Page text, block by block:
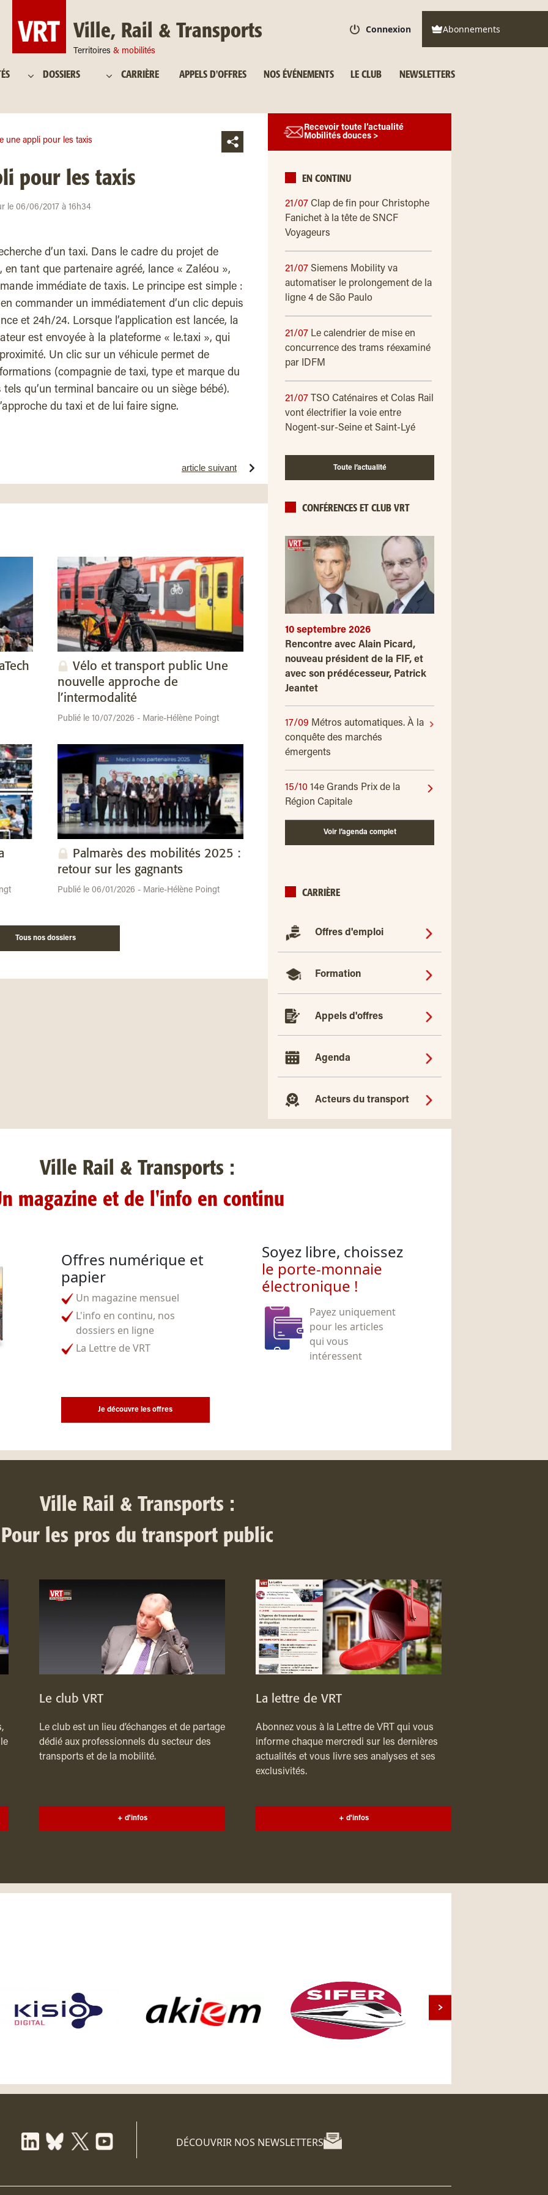
Ville, Rail & Transports
Territoires & mobilités
Connexion Abonnements
DOSSIERS CARRIÈRE APPELS D'OFFRES NOS ÉVÉNEMENTS LE CLUB NEWSLETTERS
une appli pour les taxis
pour les taxis
le 06/06/2017 à 16h34
d’un taxi. Dans le cadre du projet de
en tant que partenaire agréé, lance « Zaléou »,
immédiate de taxis. Le principe est simple :
commander un immédiatement d’un clic depuis
et 24h/24. Lorsque l’application est lancée, la
est envoyée à la plateforme « le.taxi », qui
Un clic sur un véhicule permet de
(compagnie de taxi, type et marque du
qu’un terminal bancaire ou un siège bébé).
du taxi et de lui faire signe.
article suivant
Vélo et transport public Une
nouvelle approche de
l’intermodalité
Publié le 10/07/2026 - Marie-Hélène Poingt
Palmarès des mobilités 2025 :
retour sur les gagnants
Publié le 06/01/2026 - Marie-Hélène Poingt
Tous nos dossiers
Recevoir toute l’actualité
Mobilités douces >
EN CONTINU
21/07 Clap de fin pour Christophe
Fanichet à la tête de SNCF
Voyageurs
21/07 Siemens Mobility va
automatiser le prolongement de la
ligne 4 de São Paulo
21/07 Le calendrier de mise en
concurrence des trams réexaminé
par IDFM
21/07
TSO Caténaires et Colas Rail
vont électrifier la voie entre
Nogent-sur-Seine et Saint-Lyé
Toute l’actualité
CONFÉRENCES ET CLUB VRT
10 septembre 2026
Rencontre avec Alain Picard,
nouveau président de la FIF, et
avec son prédécesseur, Patrick
Jeantet
17/09 Métros automatiques. À la
conquête des marchés
émergents
15/10 14e Grands Prix de la
Région Capitale
Voir l’agenda complet
CARRIÈRE
Offres d'emploi
Formation
Appels d'offres
Agenda
Acteurs du transport
Ville Rail & Transports :
magazine et de l'info en continu
Offres numérique et
papier
Un magazine mensuel
L'info en continu, nos
dossiers en ligne
La Lettre de VRT
Soyez libre, choissez
le porte-monnaie
électronique !
Payez uniquement
pour les articles
qui vous
intéressent
Je découvre les offres
Ville Rail & Transports :
Pour les pros du transport public
Le club VRT
Le club est un lieu d’échanges et de partage
dédié aux professionnels du secteur des
transports et de la mobilité.
+ d'infos
La lettre de VRT
Abonnez vous à la Lettre de VRT qui vous
informe chaque mercredi sur les dernières
actualités et vous livre ses analyses et ses
exclusivités.
+ d'infos
DÉCOUVRIR NOS NEWSLETTERS